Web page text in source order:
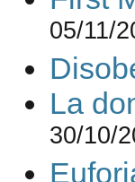
05/11/
La
30/10/